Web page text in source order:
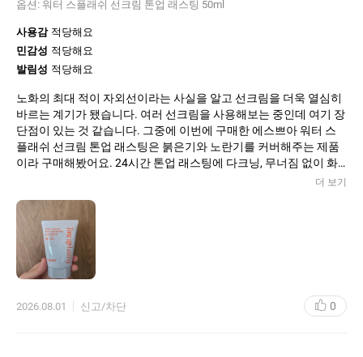
옵션: 워터 스플래쉬 선크림 톤업 래스팅 50ml
사용감 적당해요
민감성 적당해요
발림성 적당해요
노화의 최대 적이 자외선이라는 사실을 알고 선크림을 더욱 열심히
바르는 계기가 됐습니다. 여러 선크림을 사용해보는 중인데 여기 장
단점이 있는 것 같습니다. 그중에 이번에 구매한 에스쁘아 워터 스
플래쉬 선크림 톤업 래스팅은 붉은기와 노란기를 커버해주는 제품
이라 구매해봤어요. 24시간 톤업 래스팅에 다크닝, 무너짐 없이 화
더 보기
2026.08.01 신고/차단 0